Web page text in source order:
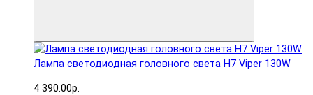
Лампа светодиодная головного света H7 Viper 130W
4 390.00р.